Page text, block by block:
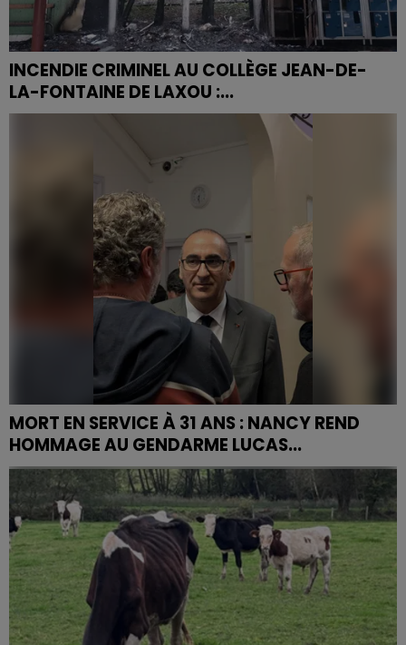
INCENDIE CRIMINEL AU COLLÈGE JEAN-DE-
LA-FONTAINE DE LAXOU :...
Dans la nuit du samedi 16 au dimanche 17 mai 2025, un
incendie volontaire a ravagé le hall du collège Jean-
de-la-Fontaine de Laxou, entraînant la fermeture...
MORT EN SERVICE À 31 ANS : NANCY REND
HOMMAGE AU GENDARME LUCAS...
Le ministre de l'Intérieur Laurent Nuñez se rendra lundi
18 mai à Nancy pour présider la cérémonie
d'hommage national au maréchal des logis-chef
Lucas...